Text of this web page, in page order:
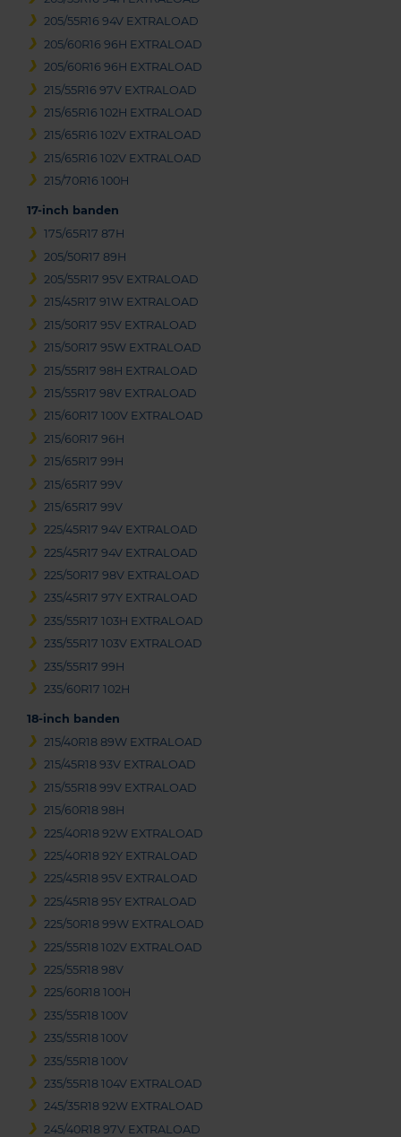
205/55R16 94V EXTRALOAD
205/60R16 96H EXTRALOAD
205/60R16 96H EXTRALOAD
215/55R16 97V EXTRALOAD
215/65R16 102H EXTRALOAD
215/65R16 102V EXTRALOAD
215/65R16 102V EXTRALOAD
215/70R16 100H
17-inch banden
175/65R17 87H
205/50R17 89H
205/55R17 95V EXTRALOAD
215/45R17 91W EXTRALOAD
215/50R17 95V EXTRALOAD
215/50R17 95W EXTRALOAD
215/55R17 98H EXTRALOAD
215/55R17 98V EXTRALOAD
215/60R17 100V EXTRALOAD
215/60R17 96H
215/65R17 99H
215/65R17 99V
215/65R17 99V
225/45R17 94V EXTRALOAD
225/45R17 94V EXTRALOAD
225/50R17 98V EXTRALOAD
235/45R17 97Y EXTRALOAD
235/55R17 103H EXTRALOAD
235/55R17 103V EXTRALOAD
235/55R17 99H
235/60R17 102H
18-inch banden
215/40R18 89W EXTRALOAD
215/45R18 93V EXTRALOAD
215/55R18 99V EXTRALOAD
215/60R18 98H
225/40R18 92W EXTRALOAD
225/40R18 92Y EXTRALOAD
225/45R18 95V EXTRALOAD
225/45R18 95Y EXTRALOAD
225/50R18 99W EXTRALOAD
225/55R18 102V EXTRALOAD
225/55R18 98V
225/60R18 100H
235/55R18 100V
235/55R18 100V
235/55R18 100V
235/55R18 104V EXTRALOAD
245/35R18 92W EXTRALOAD
245/40R18 97V EXTRALOAD